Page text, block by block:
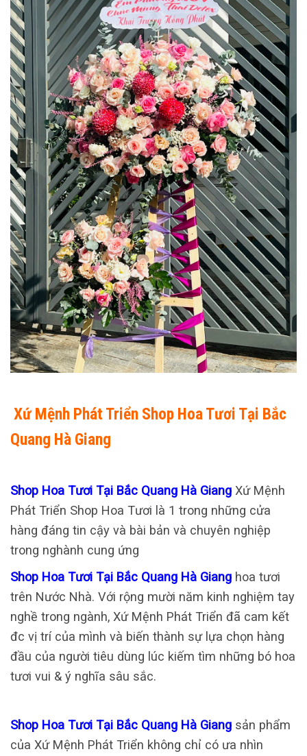
Xứ Mệnh Phát Triển Shop Hoa Tươi Tại Bắc
Quang Hà Giang
Shop Hoa Tươi Tại Bắc Quang Hà Giang Xứ Mệnh
Phát Triển Shop Hoa Tươi là 1 trong những cửa
hàng đáng tin cậy và bài bản và chuyên nghiệp
trong nghành cung ứng
Shop Hoa Tươi Tại Bắc Quang Hà Giang hoa tươi
trên Nước Nhà. Với rộng mười năm kinh nghiệm tay
nghề trong ngành, Xứ Mệnh Phát Triển đã cam kết
đc vị trí của mình và biến thành sự lựa chọn hàng
đầu của người tiêu dùng lúc kiếm tìm những bó hoa
tươi vui & ý nghĩa sâu sắc.
Shop Hoa Tươi Tại Bắc Quang Hà Giang sản phẩm
của Xứ Mệnh Phát Triển không chỉ có ưa nhìn